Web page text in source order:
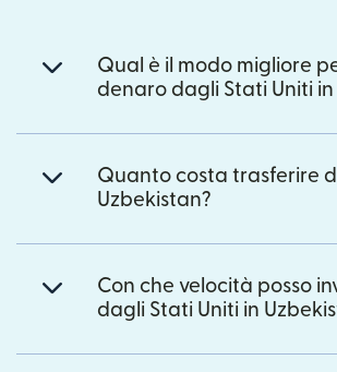
Qual è il modo migliore
denaro dagli Stati Uniti in
Quanto costa trasferire
Uzbekistan?
Con che velocità posso
dagli Stati Uniti in